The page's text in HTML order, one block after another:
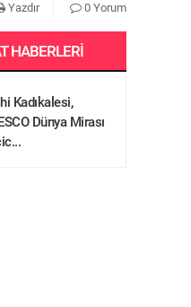
Yazdır 0 Yorum
HABERLERI
Kadıkalesi,
Dünya Mirası